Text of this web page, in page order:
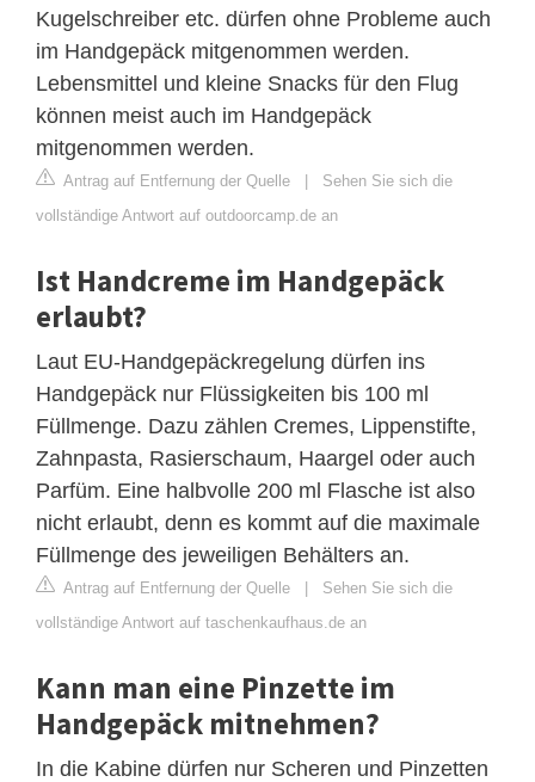
Kugelschreiber etc. dürfen ohne Probleme auch
im Handgepäck mitgenommen werden.
Lebensmittel und kleine Snacks für den Flug
können meist auch im Handgepäck
mitgenommen werden.
Antrag auf Entfernung der Quelle | Sehen Sie sich die
vollständige Antwort auf outdoorcamp.de an
Ist Handcreme im Handgepäck
erlaubt?
Laut EU-Handgepäckregelung dürfen ins
Handgepäck nur Flüssigkeiten bis 100 ml
Füllmenge. Dazu zählen Cremes, Lippenstifte,
Zahnpasta, Rasierschaum, Haargel oder auch
Parfüm. Eine halbvolle 200 ml Flasche ist also
nicht erlaubt, denn es kommt auf die maximale
Füllmenge des jeweiligen Behälters an.
Antrag auf Entfernung der Quelle | Sehen Sie sich die
vollständige Antwort auf taschenkaufhaus.de an
Kann man eine Pinzette im
Handgepäck mitnehmen?
In die Kabine dürfen nur Scheren und Pinzetten